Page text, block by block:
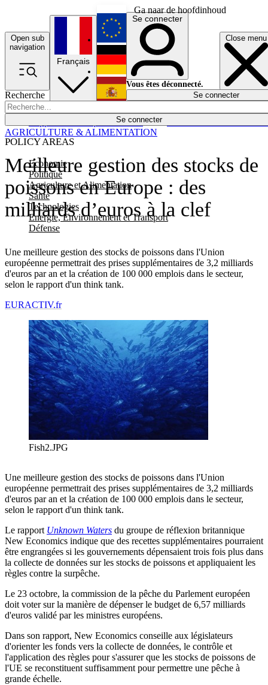
Ga naar de hoofdinhoud
Open sub
navigation
Close menu
Recherche
Se connecter
POLICY AREAS
Economie
Politique
Agriculture et Alimentation
Santé
Technologies
Energie, Environnement et Transport
Défense
Économie
Français
English
Deutsch
Español
Se connecter
Vous êtes déconnecté.
Se connecter
Meilleure gestion des stocks de
poissons en Europe : des
milliards d’euros à la clef
Une meilleure gestion des stocks de poissons dans l'Union
européenne permettrait des prises supplémentaires de 3,2 milliards
d'euros par an et la création de 100 000 emplois dans le secteur,
selon le rapport d'un think tank.
AGRICULTURE & ALIMENTATION
EURACTIV.fr
Fish2.JPG
Une meilleure gestion des stocks de poissons dans l'Union
européenne permettrait des prises supplémentaires de 3,2 milliards
d'euros par an et la création de 100 000 emplois dans le secteur,
selon le rapport d'un think tank.
Le rapport Unknown Waters du groupe de réflexion britannique
New Economics indique que des recettes supplémentaires pourraient
être engrangées si les gouvernements dépensaient trois fois plus dans
la collecte de données sur les stocks de poissons et appliquaient les
règles contre la surpêche.
Le 23 octobre, la commission de la pêche du Parlement européen
doit voter sur la manière de dépenser le budget de 6,57 milliards
d'euros validé par les ministres européens.
Dans son rapport, New Economics conseille aux législateurs
d'orienter les fonds vers la collecte de données, le contrôle et
l'application des règles pour s'assurer que les stocks de poissons de
l'UE se reconstituent suffisamment pour permettre une pêche à
grande échelle.